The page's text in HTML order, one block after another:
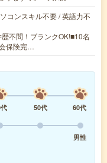
コンスキル不要 / 英語力不
不問！ブランクOK!■10名
保険完…
50代
60代
男性